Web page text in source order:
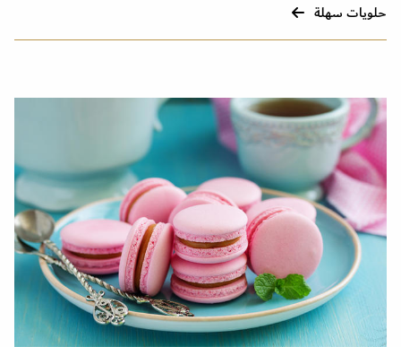
حلويات سهلة